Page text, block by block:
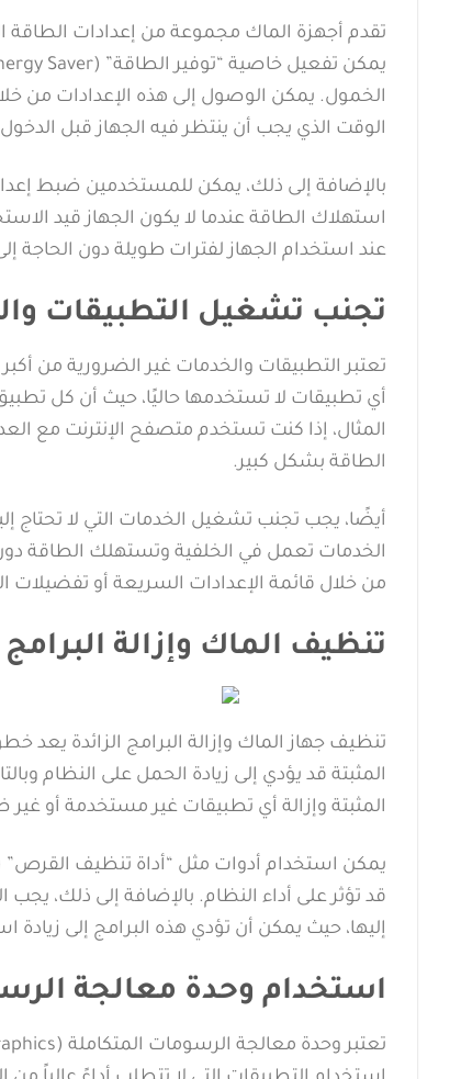
تقدم أجهزة الماك مجموعة من إعدادات الطاقة
الوقت الذي يجب أن ينتظر فيه الجهاز قبل
استهلاك الطاقة عندما لا يكون الجهاز قيد
عند استخدام الجهاز لفترات طويلة دون الحاجة
تجنب تشغيل التطبيقات
تعتبر التطبيقات والخدمات غير الضرورية من
أي تطبيقات لا تستخدمها حاليًا، حيث أن كل
المثال، إذا كنت تستخدم متصفح الإنترنت مع
الطاقة بشكل كبير.
أيضًا، يجب تجنب تشغيل الخدمات التي لا تحتاج
الخدمات تعمل في الخلفية وتستهلك الطاقة
من خلال قائمة الإعدادات السريعة أو تفضيلات
تنظيف الماك وإزالة البرامج
تنظيف جهاز الماك وإزالة البرامج الزائدة يعد
المثبتة قد يؤدي إلى زيادة الحمل على النظام
المثبتة وإزالة أي تطبيقات غير مستخدمة أو غير
قد تؤثر على أداء النظام. بالإضافة إلى ذلك،
إليها، حيث يمكن أن تؤدي هذه البرامج إلى
استخدام وحدة معالجة